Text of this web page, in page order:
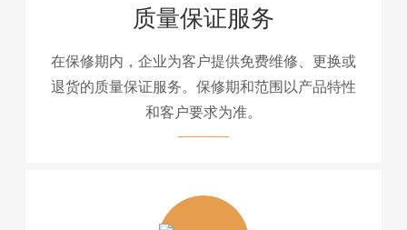
质量保证服务
在保修期内，企业为客户提供免费维修、更换或
退货的质量保证服务。保修期和范围以产品特性
和客户要求为准。